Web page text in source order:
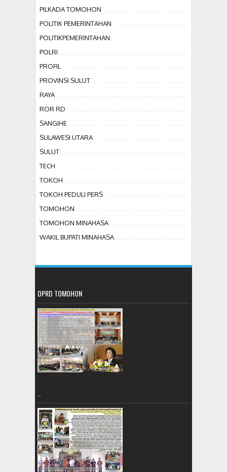
PILKADA TOMOHON
POLITIK PEMERINTAHAN
POLITIKPEMERINTAHAN
POLRI
PROFIL
PROVINSI SULUT
RAYA
ROR RD
SANGIHE
SULAWESI UTARA
SULUT
TECH
TOKOH
TOKOH PEDULI PERS
TOMOHON
TOMOHON MINAHASA
WAKIL BUPATI MINAHASA
DPRD TOMOHON